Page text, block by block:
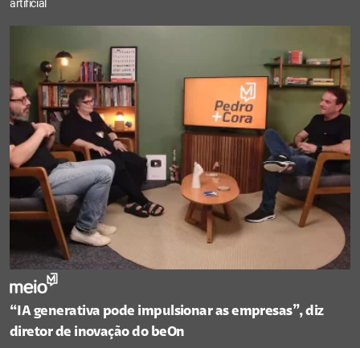
artificial
“IA generativa pode impulsionar as empresas”, diz
diretor de inovação do beOn